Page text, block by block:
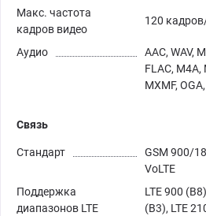
Макс. частота
кадров видео
120
Аудио
AAC, WAV,
FLAC, M4A,
MXMF,
Связь
Стандарт
GSM 900/
VoLTE
Поддержка
диапазонов LTE
LTE 900
(B3), LTE